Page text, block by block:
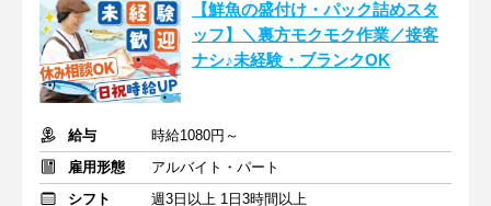
【鮮魚の盛付け・パック詰めスタ
ッフ】＼裏方モクモク作業／接客
ナシ♪未経験・ブランクOK
給与
時給1080円～
雇用形態
アルバイト・パート
シフト
週3日以上 1日3時間以上